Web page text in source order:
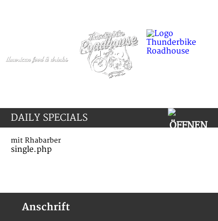
DAILY SPECIALS
mit Rhabarber
single.php
Anschrift